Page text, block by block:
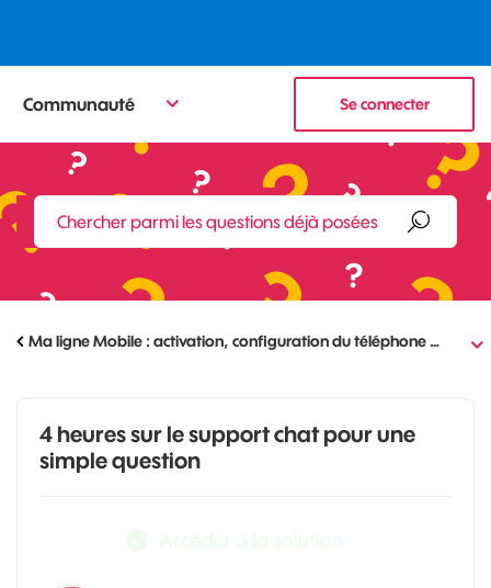
Communauté Se connecter
Ma ligne Mobile : activation, configuration du téléphone …
4 heures sur le support chat pour une
simple question